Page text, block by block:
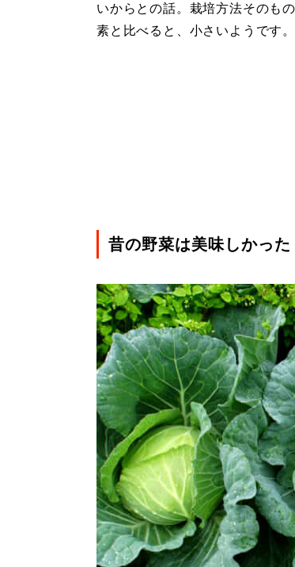
いからとの話。栽培方法そのも
素と比べると、小さいようです。
昔の野菜は美味しかった